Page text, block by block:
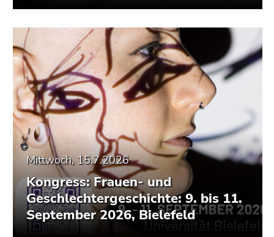
Mittwoch, 15.7.2026
Kongress: Frauen- und
Geschlechtergeschichte: 9. bis 11.
September 2026, Bielefeld